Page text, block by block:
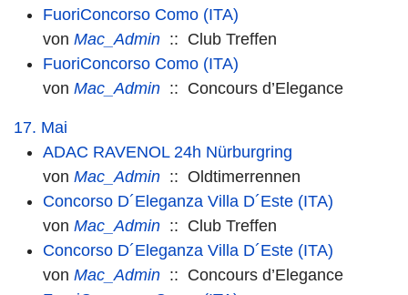
FuoriConcorso Como (ITA)
von Mac_Admin :: Club Treffen
FuoriConcorso Como (ITA)
von Mac_Admin :: Concours d’Elegance
17. Mai
ADAC RAVENOL 24h Nürburgring
von Mac_Admin :: Oldtimerrennen
Concorso D´Eleganza Villa D´Este (ITA)
von Mac_Admin :: Club Treffen
Concorso D´Eleganza Villa D´Este (ITA)
von Mac_Admin :: Concours d’Elegance